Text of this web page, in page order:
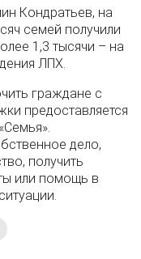
Кондратьев, на
семей получили
1,3 тысячи – на
ЛПХ.
граждане с
предоставляется
дело,
получить
или помощь в